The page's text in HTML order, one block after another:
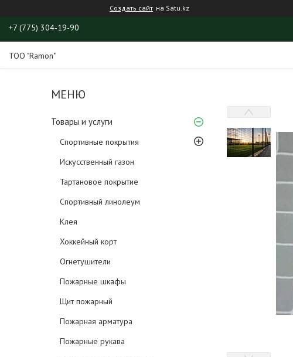
Создать сайт на Satu.kz
+7 (775) 304-19-90
ТОО "Ramon"
Товары и услуги
Спортивные покрытия
Искусственный газон
Тартановое покрытие
Спортивный линолеум
Клея
Хоккейный корт
Огнетушители
Пожарные шкафы
Щит пожарный
Пожарная арматура
Пожарные рукава